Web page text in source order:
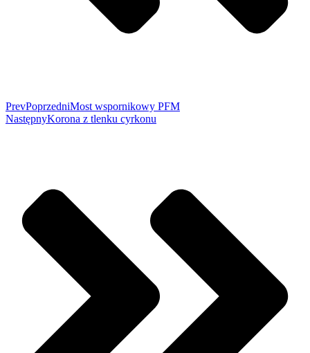
PrevPoprzedniMost wspornikowy PFM
NastępnyKorona z tlenku cyrkonu